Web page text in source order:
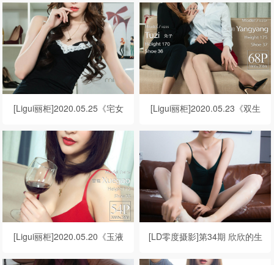
[Ligui丽柜]2020.05.25《宅女
[Ligui丽柜]2020.05.23《双生
[Ligui丽柜]2020.05.20《玉液
[LD零度摄影]第34期 欣欣的生